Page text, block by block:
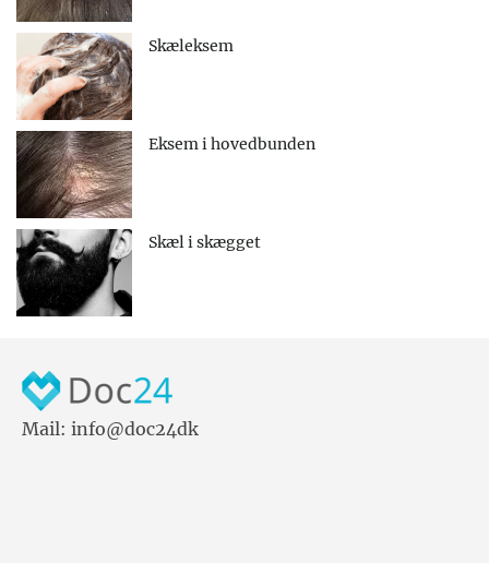
Skæleksem
Eksem i hovedbunden
Skæl i skægget
Mail: info@doc24dk